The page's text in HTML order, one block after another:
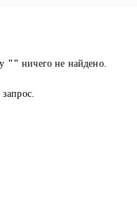
"" ничего не найдено.